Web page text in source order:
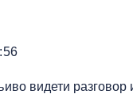
видети разговор